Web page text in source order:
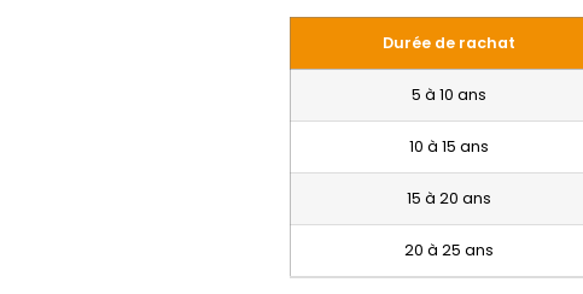
Durée de rachat
5 à 10 ans
10 à 15 ans
15 à 20 ans
20 à 25 ans